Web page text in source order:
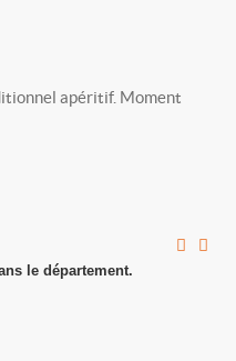
apéritif. Moment
le département.